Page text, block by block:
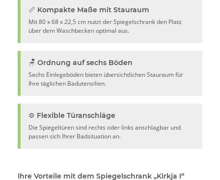
📏 Kompakte Maße mit Stauraum
Mit 80 x 68 x 22,5 cm nutzt der Spiegelschrank den Platz
über dem Waschbecken optimal aus.
🪑 Ordnung auf sechs Böden
Sechs Einlegeböden bieten übersichtlichen Stauraum für
Ihre täglichen Badutensilien.
⚙️ Flexible Türanschläge
Die Spiegeltüren sind rechts oder links anschlagbar und
passen sich Ihrer Badsituation an.
Ihre Vorteile mit dem Spiegelschrank „Kirkja I“